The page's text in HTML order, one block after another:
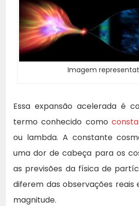
Imagem
Essa expansão acelerada é
termo conhecido como
ou lambda. A constante
uma dor de cabeça para os
as previsões da física de
diferem das observações reais
magnitude.